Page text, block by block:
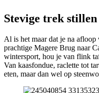
Stevige trek
Al is het maar dat je na
prachtige Magere Brug naar
wintersport, hou je van flink
Van kaasfondue, raclette tot
eten, maar dan wel op